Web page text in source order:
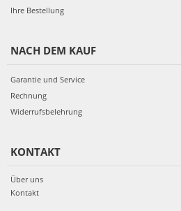
Ihre Bestellung
NACH DEM KAUF
Garantie und Service
Rechnung
Widerrufsbelehrung
KONTAKT
Über uns
Kontakt